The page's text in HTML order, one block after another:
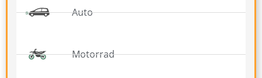
Auto
Motorrad